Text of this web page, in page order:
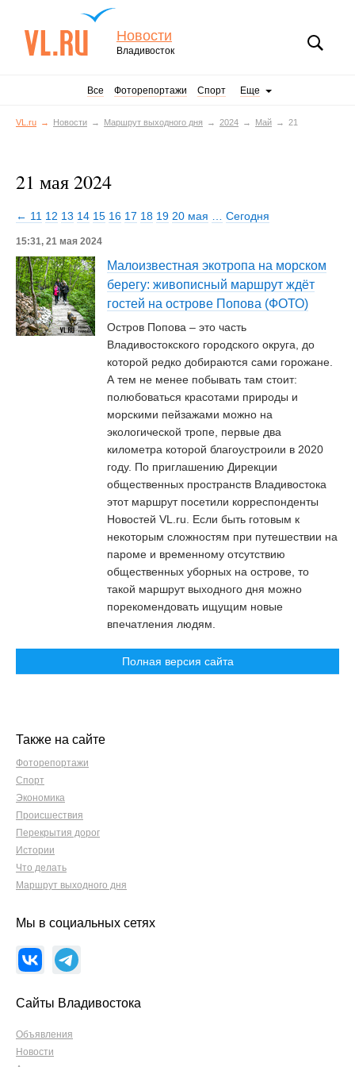
Новости
Владивосток
Все Фоторепортажи Спорт Еще
VL.ru Новости Маршрут выходного дня 2024 Май 21
21 мая 2024
← 11 12 13 14 15 16 17 18 19 20 мая Сегодня
15:31, 21 мая 2024
Малоизвестная экотропа на морском
берегу: живописный маршрут ждёт
гостей на острове Попова (ФОТО)
Остров Попова – это часть
Владивостокского городского округа, до
которой редко добираются сами горожане.
А тем не менее побывать там стоит:
полюбоваться красотами природы и
морскими пейзажами можно на
экологической тропе, первые два
километра которой благоустроили в 2020
году. По приглашению Дирекции
общественных пространств Владивостока
этот маршрут посетили корреспонденты
Новостей VL.ru. Если быть готовым к
некоторым сложностям при путешествии на
пароме и временному отсутствию
общественных уборных на острове, то
такой маршрут выходного дня можно
порекомендовать ищущим новые
впечатления людям.
Полная версия сайта
Также на сайте
Фоторепортажи
Спорт
Экономика
Происшествия
Перекрытия дорог
Истории
Что делать
Маршрут выходного дня
Мы в социальных сетях
Сайты Владивостока
Объявления
Новости